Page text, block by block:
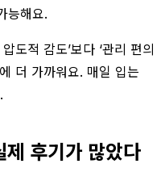
능해요.
도적 감도’보다 ‘관리 편의
더 가까워요. 매일 입는
후기가 많았다